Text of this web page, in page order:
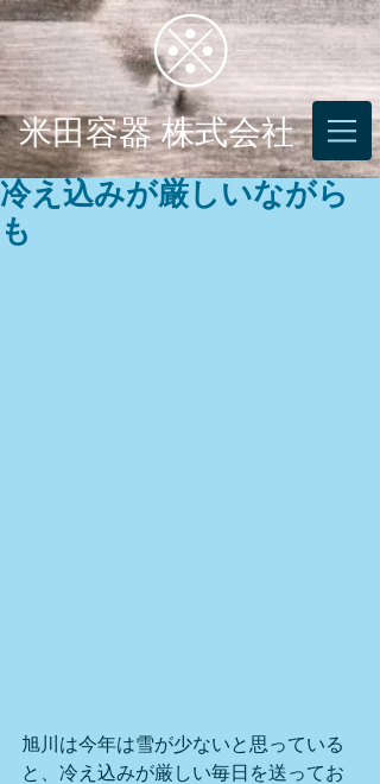
米田容器 株式会社
冷え込みが厳しいながら
も
旭川は今年は雪が少ないと思っている
と、冷え込みが厳しい毎日を送ってお